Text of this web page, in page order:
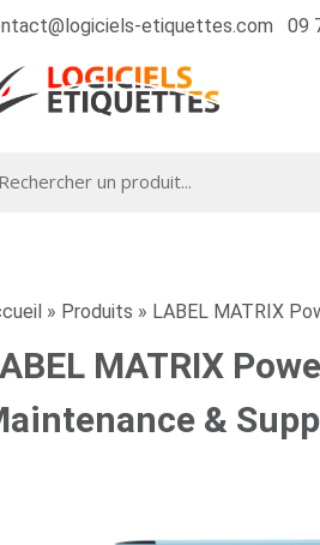
etiquettes.com 09
» Produits » LABEL MATRIX
MATRIX
&